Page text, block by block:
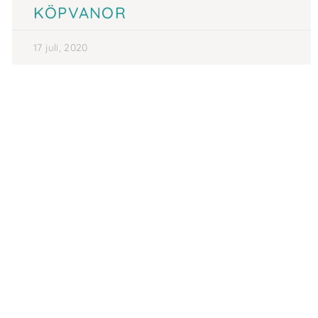
KÖPVANOR
17 juli, 2020